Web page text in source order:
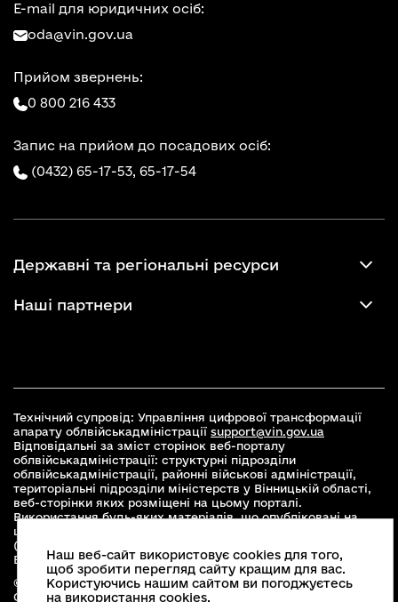
E-mail для юридичних осіб:
oda@vin.gov.ua
Прийом звернень:
0 800 216 433
Запис на прийом до посадових осіб:
(0432) 65-17-53, 65-17-54
Державні та регіональні ресурси
Наші партнери
Технічний супровід: Управління цифрової трансформації
апарату облвійськадміністрації support@vin.gov.ua
Відповідальні за зміст сторінок веб-порталу
облвійськадміністрації: структурні підрозділи
облвійськадміністрації, районні військові адміністрації,
територіальні підрозділи міністерств у Вінницькій області,
веб-сторінки яких розміщені на цьому порталі.
Використання будь-яких матеріалів, що опубліковані на
цьому сайті, дозволяється при умові зазначення посилання
(для інтернет-видань - гіперпосилання) на офіційний сайт
Вінницької облвійськадміністраціїwww.vin.gov.ua .
© 2026 Весь контент доступний за ліцензією Creative
Commons Attribution 4.0 International license, якщо не
Наш веб-сайт використовує cookies для того,
щоб зробити перегляд сайту кращим для вас.
Користуючись нашим сайтом ви погоджуєтесь
на використання cookies.